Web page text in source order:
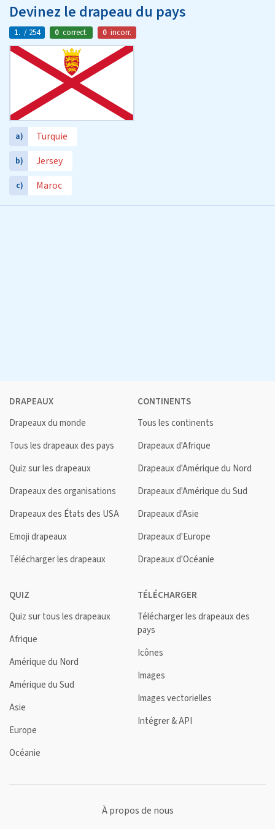
Devinez le drapeau du pays
1. / 254 0 correct. 0 incorr.
a) Turquie
b) Jersey
c) Maroc
DRAPEAUX
Drapeaux du monde
Tous les drapeaux des pays
Quiz sur les drapeaux
Drapeaux des organisations
Drapeaux des États des USA
Emoji drapeaux
Télécharger les drapeaux
CONTINENTS
Tous les continents
Drapeaux d'Afrique
Drapeaux d'Amérique du Nord
Drapeaux d'Amérique du Sud
Drapeaux d'Asie
Drapeaux d'Europe
Drapeaux d'Océanie
QUIZ
Quiz sur tous les drapeaux
Afrique
Amérique du Nord
Amérique du Sud
Asie
Europe
Océanie
TÉLÉCHARGER
Télécharger les drapeaux des
pays
Icônes
Images
Images vectorielles
Intégrer & API
À propos de nous